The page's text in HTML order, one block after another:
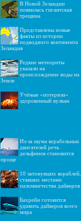
В Новой Зеландии
появилась гигантская
трещина
Представлены новые
факты из истории
подводного континента
Зеландия
Редкие метеориты
указали на
происхождение воды на
Земле
Учёные «потеряли»
здоровенный вулкан
Из-за шума корабельных
двигателей речь
дельфинов становится
проще
10 затонувших кораблей,
ставших местами
паломничества дайверов
Бахрейн готовится
удивить дайверов всего
мира